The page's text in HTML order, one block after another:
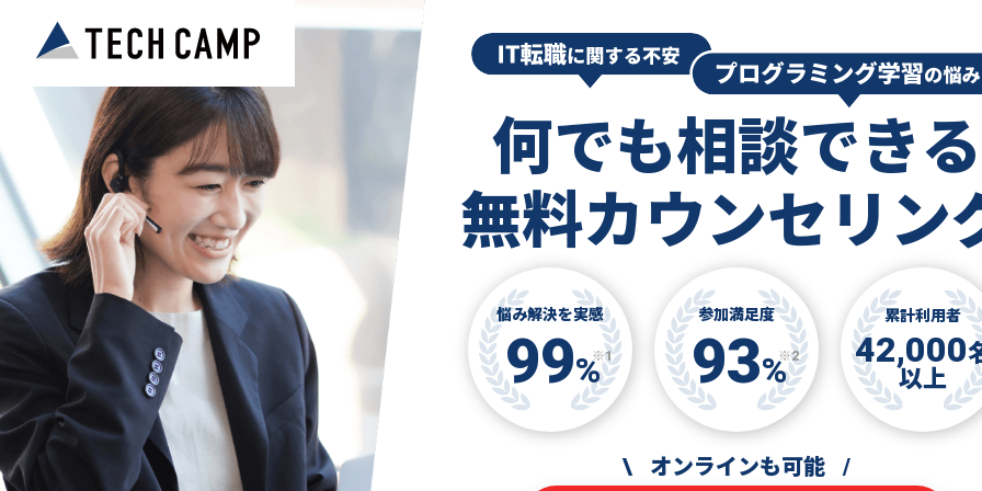
何でも相談できる
無料カウンセリン
悩み解決を実感
99%※1
参加満足度
93%※2
累計利用者
42,000
以上
\ オンラインも可能 /